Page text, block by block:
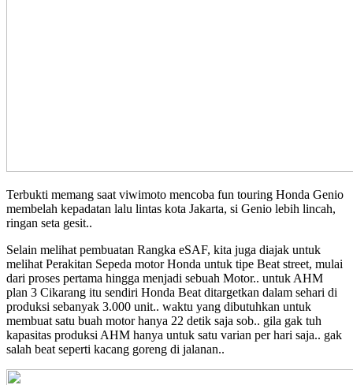
Terbukti memang saat viwimoto mencoba fun touring Honda Genio
membelah kepadatan lalu lintas kota Jakarta, si Genio lebih lincah,
ringan seta gesit..
Selain melihat pembuatan Rangka eSAF, kita juga diajak untuk
melihat Perakitan Sepeda motor Honda untuk tipe Beat street, mulai
dari proses pertama hingga menjadi sebuah Motor.. untuk AHM
plan 3 Cikarang itu sendiri Honda Beat ditargetkan dalam sehari di
produksi sebanyak 3.000 unit.. waktu yang dibutuhkan untuk
membuat satu buah motor hanya 22 detik saja sob.. gila gak tuh
kapasitas produksi AHM hanya untuk satu varian per hari saja.. gak
salah beat seperti kacang goreng di jalanan..